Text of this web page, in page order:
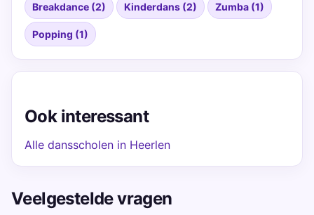
Breakdance (2) Kinderdans (2) Zumba (1)
Popping (1)
Ook interessant
Alle dansscholen in Heerlen
Veelgestelde vragen